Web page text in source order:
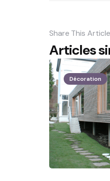
Share This Article
Articles
Décoration